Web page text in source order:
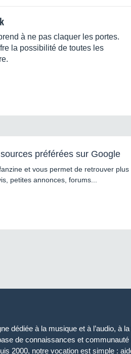
à ne pas claquer les portes.
la possibilité de toutes les
préférées sur Google
et vous permet de retrouver
petites annonces, forums...
dédiée à la musique et à l’audio, à
de connaissances et communauté
2000, notre vocation est simple :